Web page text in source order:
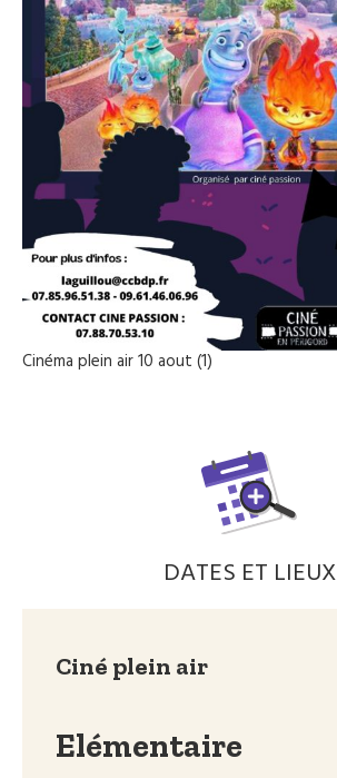
Cinéma plein air 10 aout (1)
DATES ET LIEUX
Ciné plein air
Elémentaire